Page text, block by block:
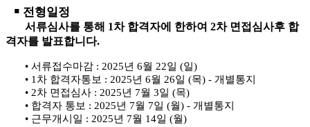
￭ 전형일정
서류심사를 통해 1차 합격자에 한하여 2차 면접심사후 합
격자를 발표합니다.
• 서류접수마감 : 2025년 6월 22일 (일)
• 1 차 합격자통보 : 2025년 6월 26일 (목) - 개별통지
• 2차 면접심사 : 2025년 7월 3일 (목)
• 합격자 통보 : 2025년 7월 7일 (월) - 개별통지
• 근무개시일 : 2025년 7월 14일 (월)